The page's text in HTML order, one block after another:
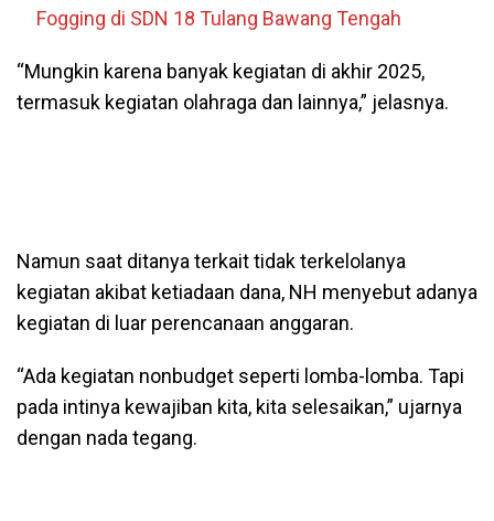
Fogging di SDN 18 Tulang Bawang Tengah
“Mungkin karena banyak kegiatan di akhir 2025,
termasuk kegiatan olahraga dan lainnya,” jelasnya.
Namun saat ditanya terkait tidak terkelolanya
kegiatan akibat ketiadaan dana, NH menyebut adanya
kegiatan di luar perencanaan anggaran.
“Ada kegiatan nonbudget seperti lomba-lomba. Tapi
pada intinya kewajiban kita, kita selesaikan,” ujarnya
dengan nada tegang.